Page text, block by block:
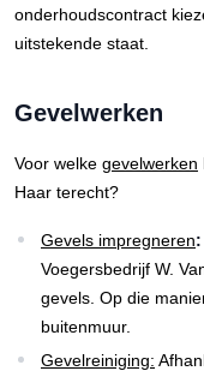
onderhoudscontract
uitstekende staat.
Gevelwerken
Voor welke gevelwerken
Haar terecht?
Gevels impregneren:
Voegersbedrijf W.
gevels. Op die
buitenmuur.
Gevelreiniging: